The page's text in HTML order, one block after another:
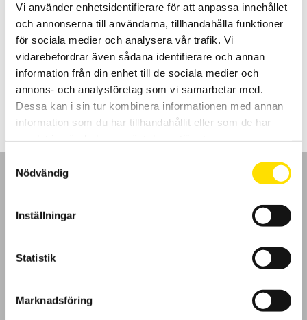
Vi använder enhetsidentifierare för att anpassa innehållet
och annonserna till användarna, tillhandahålla funktioner
för sociala medier och analysera vår trafik. Vi
vidarebefordrar även sådana identifierare och annan
information från din enhet till de sociala medier och
annons- och analysföretag som vi samarbetar med.
Dessa kan i sin tur kombinera informationen med annan
information som du har tillhandahållit eller som de har
Nödvändig
Inställningar
Statistik
Marknadsföring
Strömtänger för oscilloskop AC/DC med BNC
Strömtänger för lik- och växelströmsmätning med hög bandbredd
och mätosäkerhet samt BNC kontakt för inkoppling till oscilloskop
eller andra instrument med BNC-ingång.
4,970.00 kr
6,900.00 kr